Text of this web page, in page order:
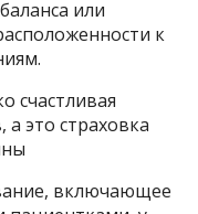
или
к
счастливая
а это страховка
включающее